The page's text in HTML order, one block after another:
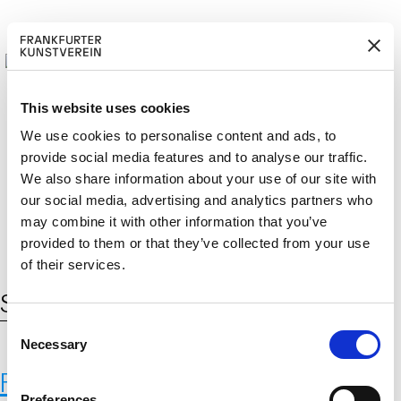
This website uses cookies
We use cookies to personalise content and ads, to
provide social media features and to analyse our traffic.
We also share information about your use of our site with
our social media, advertising and analytics partners who
may combine it with other information that you’ve
provided to them or that they’ve collected from your use
of their services.
C
s
Necessary
M
ITGLIED W
ERD
EN
Cerca: DE
Schlagwort:One and Three Chairs
Fito Segrera